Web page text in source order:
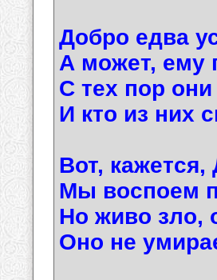
Добро едва
А может, ему
С тех пор
И кто из них
Вот,
Мы воспоем
Но живо зло,
Оно не